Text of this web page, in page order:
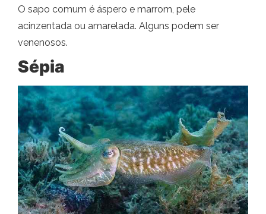
O sapo comum é áspero e marrom, pele
acinzentada ou amarelada. Alguns podem ser
venenosos.
Sépia